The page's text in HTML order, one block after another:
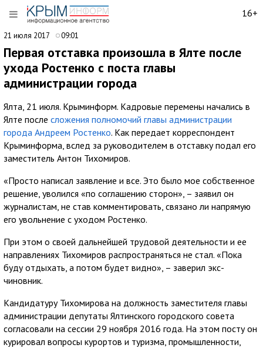
16+
21 июля 2017 09:01
Первая отставка произошла в Ялте после
ухода Ростенко с поста главы
администрации города
Ялта, 21 июля. Крыминформ. Кадровые перемены начались в
Ялте после сложения полномочий главы администрации
города Андреем Ростенко. Как передает корреспондент
Крыминформа, вслед за руководителем в отставку подал его
заместитель Антон Тихомиров.
«Просто написал заявление и все. Это было мое собственное
решение, уволился «по соглашению сторон», – заявил он
журналистам, не став комментировать, связано ли напрямую
его увольнение с уходом Ростенко.
При этом о своей дальнейшей трудовой деятельности и ее
направлениях Тихомиров распространяться не стал. «Пока
буду отдыхать, а потом будет видно», – заверил экс-
чиновник.
Кандидатуру Тихомирова на должность заместителя главы
администрации депутаты Ялтинского городского совета
согласовали на сессии 29 ноября 2016 года. На этом посту он
курировал вопросы курортов и туризма, промышленности,